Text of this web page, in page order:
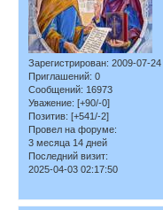
Зарегистрирован: 2009-07-24
Приглашений: 0
Сообщений: 16973
Уважение: [+90/-0]
Позитив: [+541/-2]
Провел на форуме:
3 месяца 14 дней
Последний визит:
2025-04-03 02:17:50